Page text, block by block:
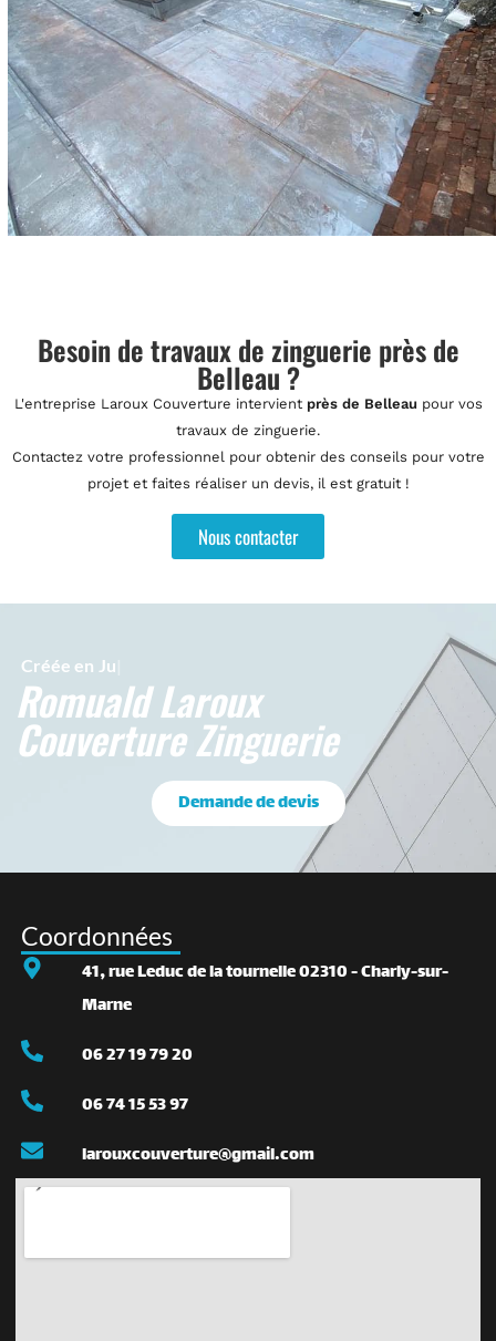
Besoin de travaux de zinguerie près de
Belleau ?
L'entreprise Laroux Couverture intervient près de Belleau pour vos
travaux de zinguerie.
Contactez votre professionnel pour obtenir des conseils pour votre
projet et faites réaliser un devis, il est gratuit !
Nous contacter
Créée en
Romuald Laroux
Couverture Zinguerie
Demande de devis
Coordonnées
41, rue Leduc de la tournelle 02310 - Charly-sur-
Marne
06 27 19 79 20
06 74 15 53 97
larouxcouverture@gmail.com